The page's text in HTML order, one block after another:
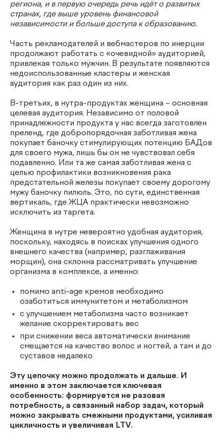
региона, и в первую очередь речь идёт о развитых
странах, где выше уровень финансовой
независимости и больше доступа к образованию.
Часть рекламодателей и вебмастеров по инерции
продолжают работать с «очевидной» аудиторией,
привлекая только мужчин. В результате появляются
недоиспользованные кластеры и женская
аудитория как раз один из них.
В-третьих, в нутра-продуктах женщина – основная
целевая аудитория. Независимо от половой
принадлежности продукта у нас всегда заготовлен
преленд, где добропорядочная заботливая жена
покупает баночку стимулирующих потенцию БАДов
для своего мужа, лишь бы он не чувствовал себя
подавленно. Или та же самая заботливая жена с
целью профилактики возникновения рака
предстательной железы покупает своему дорогому
мужу баночку пилюль. Это, по сути, единственная
вертикаль, где ЖЦА практически невозможно
исключить из таргета.
Женщина в нутре невероятно удобная аудитория,
поскольку, находясь в поисках улучшения одного
внешнего качества (например, разглаживания
морщин), она склонна рассматривать улучшение
организма в комплексе, а именно:
помимо anti-age кремов необходимо
озаботиться иммунитетом и метаболизмом
с улучшением метаболизма часто возникает
желание скорректировать вес
при снижении веса автоматически внимание
смещается на качество волос и ногтей, а там и до
суставов недалеко
Эту цепочку можно продолжать и дальше. И
именно в этом заключается ключевая
особенность: формируется не разовая
потребность, а связанный набор задач, который
можно закрывать смежными продуктами, усиливая
цикличность и увеличивая LTV.